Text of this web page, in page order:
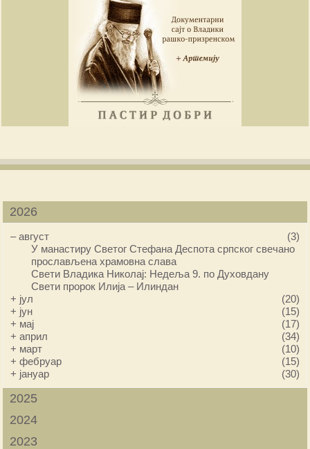
2026
–август
(3)
У манастиру Светог Стефана Деспота српског свечано
прослављена храмовна слава
Свети Владика Николај: Недеља 9. по Духовдану
Свети пророк Илија – Илиндан
+ јул
(20)
+ јун
(15)
+ мај
(17)
+април
(34)
+ март
(10)
+фебруар
(15)
+ јануар (30)
2025
2024
2023